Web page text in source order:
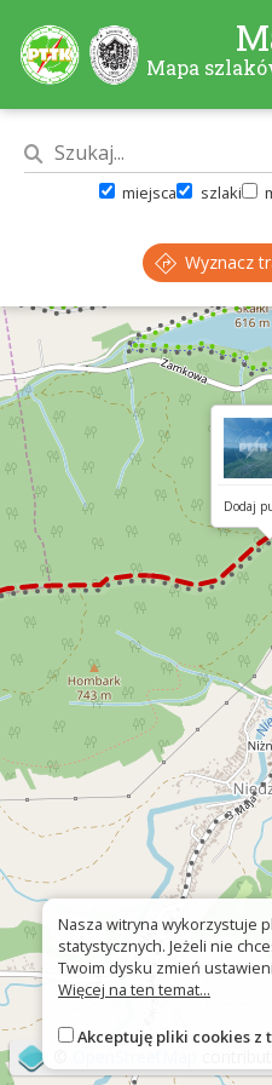
Dodaj
Mapa
miejsca szlaki
Wyznacz
Nasza witryna wykorzystuje
statystycznych. Jeżeli nie
Twoim dysku zmień
Więcej na ten temat...
Akceptuję pliki cookies z